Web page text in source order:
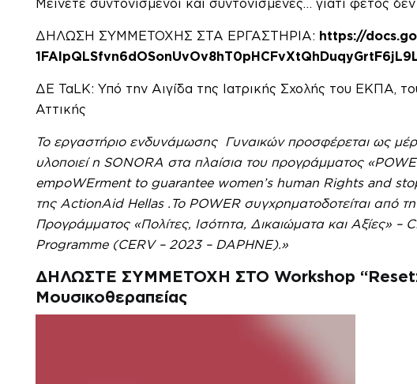
Μείνετε συντονισμένοι και συντονισμένες… γιατί φέτος
ΔΗΛΩΣΗ ΣΥΜΜΕΤΟΧΗΣ ΣΤΑ ΕΡΓΑΣΤΗΡΙΑ: https://
1FAIpQLSfvn6dOSonUvOv8hT0pHCFv
ΔΕ ΤαLK: Υπό την Αιγίδα της Ιατρικής Σχολής του ΕΚΠΑ,
Αττικής
Toεργαστήριο ενδυνάμωσης Γυναικών προσφέρεται ως
υλοποιεί η SONORA στα πλαίσιατου προγράμματος
empoWErment to guarantee women’s human Rights and
της ΑctionAid Hellas . Το POWER συγχρηματοδοτείται από
Προγράμματος «Πολίτες, Ισότητα, Δικαιώματα και Αξίες»
Programme (CERV – 2023 – DAPHNE).»
ΔΗΛΩΣΤΕ ΣΥΜΜΕΤΟΧΗ ΣΤΟ Workshop
Μουσικοθεραπείας